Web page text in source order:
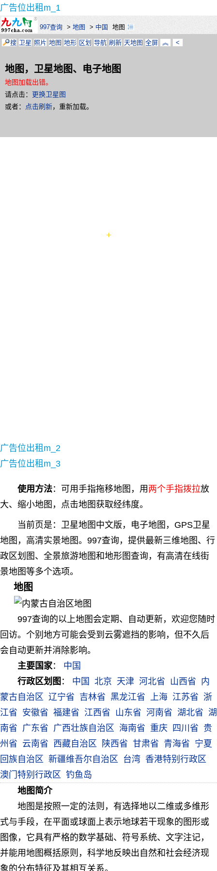
广告位出租m_1
997查询 > 地图 > 中国 地图
地图，卫星地图、电子地图
地图加载出错。
请点击： 更换卫星图
或者：
点击刷新，重新加载。
搜 卫星 照片 地图 地形 区划 导航 刷新 天地图 全屏 ︽ <
广告位出租m_2
广告位出租m_3
使用方法：可用手指拖移地图，用 两个手指拨拉放
大、缩小地图，点击地图获取经纬度。
当前页是：卫星地图中文版，电子地图，GPS卫星
地图，高清实景地图。997查询，提供最新三维地图、行
政区划图、全景旅游地图和地形图查询，有高清在线街
景地图等多个选项。
地图
997查询的以上地图会定期、自动更新，欢迎您随时
回访。个别地方可能会受到云雾遮挡的影响，但不久后
会自动更新并消除影响。
主要国家： 中国
行政区划图 ： 中国 北京 天津 河北省 山西省 内
蒙古自治区 辽宁省 吉林省 黑龙江省 上海 江苏省 浙
江省 安徽省 福建省 江西省 山东省 河南省 湖北省 湖
南省 广东省 广西壮族自治区 海南省 重庆 四川省 贵
州省 云南省 西藏自治区 陕西省 甘肃省 青海省 宁夏
回族自治区 新疆维吾尔自治区 台湾 香港特别行政区
澳门特别行政区 钓鱼岛
地图简介
地图是按照一定的法则，有选择地以二维或多维形
式与手段，在平面或球面上表示地球若干现象的图形或
图像，它具有严格的数学基础、符号系统、文字注记，
并能用地图概括原则，科学地反映出自然和社会经济现
象的分布特征及其相互关系。